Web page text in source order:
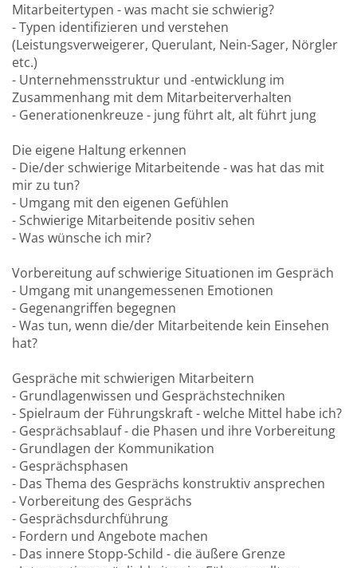
Mitarbeitertypen - was macht sie schwierig?
- Typen identifizieren und verstehen
(Leistungsverweigerer, Querulant, Nein-Sager, Nörgler
etc.)
- Unternehmensstruktur und -entwicklung im
Zusammenhang mit dem Mitarbeiterverhalten
- Generationenkreuze - jung führt alt, alt führt jung
Die eigene Haltung erkennen
- Die/der schwierige Mitarbeitende - was hat das mit
mir zu tun?
- Umgang mit den eigenen Gefühlen
- Schwierige Mitarbeitende positiv sehen
- Was wünsche ich mir?
Vorbereitung auf schwierige Situationen im Gespräch
- Umgang mit unangemessenen Emotionen
- Gegenangriffen begegnen
- Was tun, wenn die/der Mitarbeitende kein Einsehen
hat?
Gespräche mit schwierigen Mitarbeitern
- Grundlagenwissen und Gesprächstechniken
- Spielraum der Führungskraft - welche Mittel habe ich?
- Gesprächsablauf - die Phasen und ihre Vorbereitung
- Grundlagen der Kommunikation
- Gesprächsphasen
- Das Thema des Gesprächs konstruktiv ansprechen
- Vorbereitung des Gesprächs
- Gesprächsdurchführung
- Fordern und Angebote machen
- Das innere Stopp-Schild - die äußere Grenze